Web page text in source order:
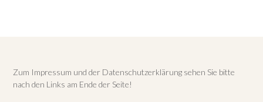
Zum Impressum und der Datenschutzerklärung sehen Sie bitte
nach den Links am Ende der Seite!